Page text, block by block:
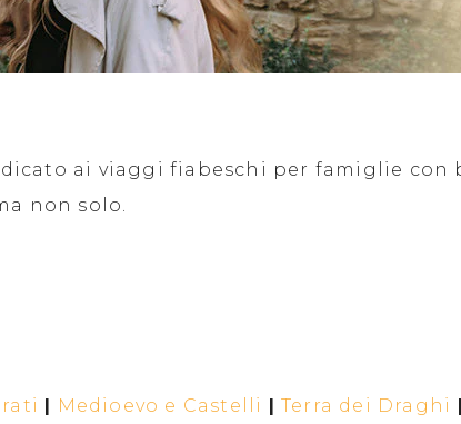
ai viaggi fiabeschi per famiglie
non solo.
Medioevo e Castelli Terra dei Draghi